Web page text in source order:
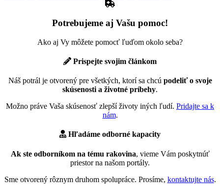
Potrebujeme aj Vašu pomoc!
Ako aj Vy môžete pomocť ľuďom okolo seba?
Prispejte svojim článkom
Náš potrál je otvorený pre všetkých, ktorí sa chcú podeliť o svoje
skúsenosti a životné príbehy.
Možno práve Vaša skúsenosť zlepší životy iných ľudí. Pridajte sa k
nám.
Hľadáme odborné kapacity
Ak ste odborníkom na tému rakovina, vieme Vám poskytnúť
priestor na našom portály.
Sme otvorený rôznym druhom spolupráce. Prosíme, kontaktujte nás.